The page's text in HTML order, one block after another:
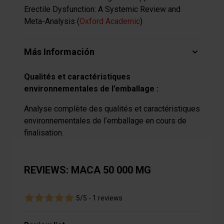
Erectile Dysfunction: A Systemic Review and
Meta-Analysis (Oxford Academic)
Más Información
Qualités et caractéristiques
environnementales de l’emballage :
Analyse complète des qualités et caractéristiques
environnementales de l’emballage en cours de
finalisation.
REVIEWS: MACA 50 000 MG
5/5 - 1 reviews